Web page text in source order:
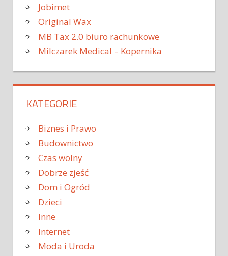
Jobimet
Original Wax
MB Tax 2.0 biuro rachunkowe
Milczarek Medical – Kopernika
KATEGORIE
Biznes i Prawo
Budownictwo
Czas wolny
Dobrze zjeść
Dom i Ogród
Dzieci
Inne
Internet
Moda i Uroda